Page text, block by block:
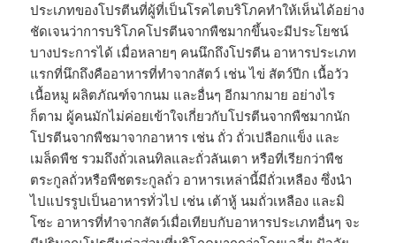
ประเภทของโปรตีนที่ผู้ที่เป็นโรคไตบริโภคทำให้เห็นได้อย่าง
ชัดเจนว่าการบริโภคโปรตีนจากพืชมากขึ้นจะมีประโยชน์
บางประการได้ เมื่อหลายๆ คนนึกถึงโปรตีน อาหารประเภท
แรกที่นึกถึงคืออาหารที่ทำจากสัตว์ เช่น ไข่ สัตว์ปีก เนื้อวัว
เนื้อหมู ผลิตภัณฑ์จากนม และอื่นๆ อีกมากมาย อย่างไร
ก็ตาม ผู้คนมักไม่ค่อยเข้าใจเกี่ยวกับโปรตีนจากพืชมากนัก
โปรตีนจากพืชมาจากอาหาร เช่น ถั่ว ถั่วเปลือกแข็ง และ
เมล็ดพืช รวมถึงถั่วเลนทิลและถั่วลันเตา หรือที่เรียกว่าพืช
ตระกูลถั่วหรือพืชตระกูลถั่ว อาหารเหล่านี้มีถั่วเหลือง ซึ่งนำ
ไปแปรรูปเป็นอาหารทั่วไป เช่น เต้าหู้ นมถั่วเหลือง และมิ
โซะ อาหารที่ทำจากสัตว์เมื่อเทียบกับอาหารประเภทอื่นๆ จะ